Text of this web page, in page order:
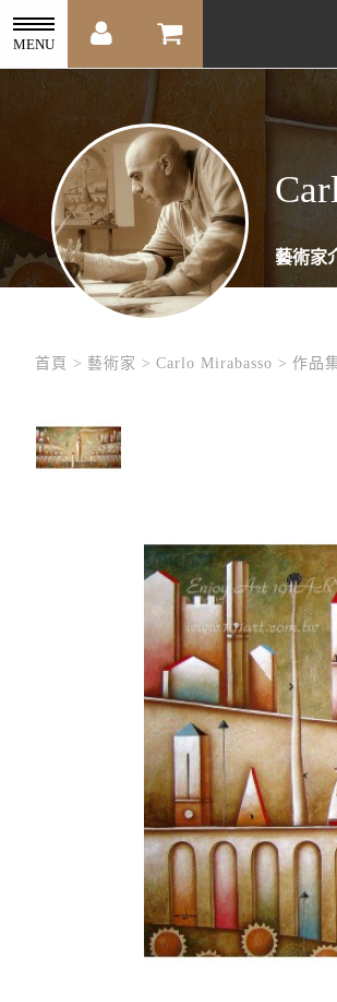
MENU
藝術家
首頁 > 藝術家 > Carlo Mirabasso > 作品